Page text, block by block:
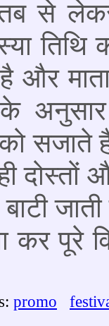
से
और
अनुसार
को
दोस्तों
बाटी
कर पूरे
promo